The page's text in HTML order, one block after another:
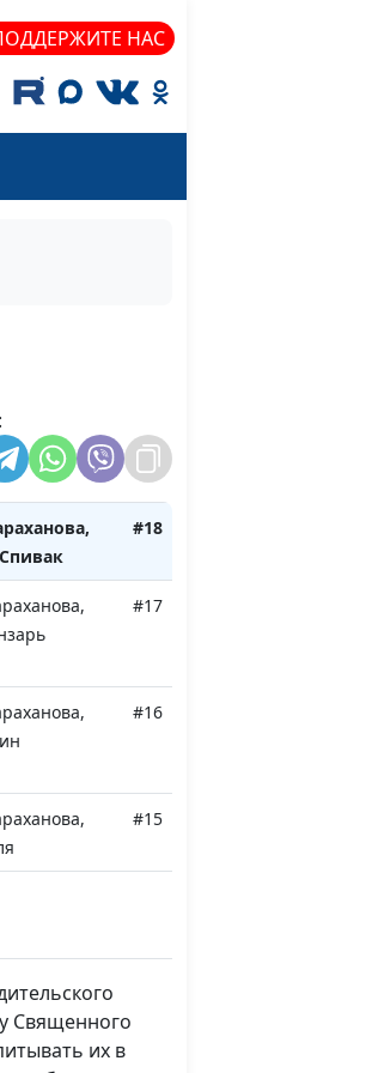
НАС
#18
#17
#16
#15
Синицын
Священного
их в